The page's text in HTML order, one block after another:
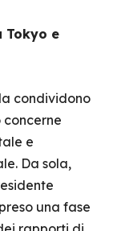
Tokyo e
condividono
e
Da sola,
una fase